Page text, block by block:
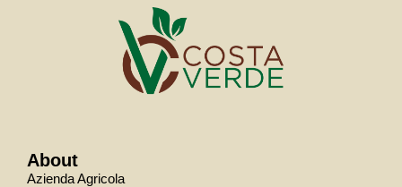
About
Azienda Agricola